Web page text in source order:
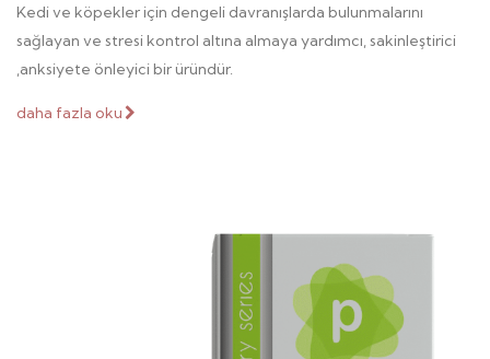
Kedi ve köpekler için dengeli davranışlarda bulunmalarını
sağlayan ve stresi kontrol altına almaya yardımcı, sakinleştirici
,anksiyete önleyici bir üründür.
daha fazla oku